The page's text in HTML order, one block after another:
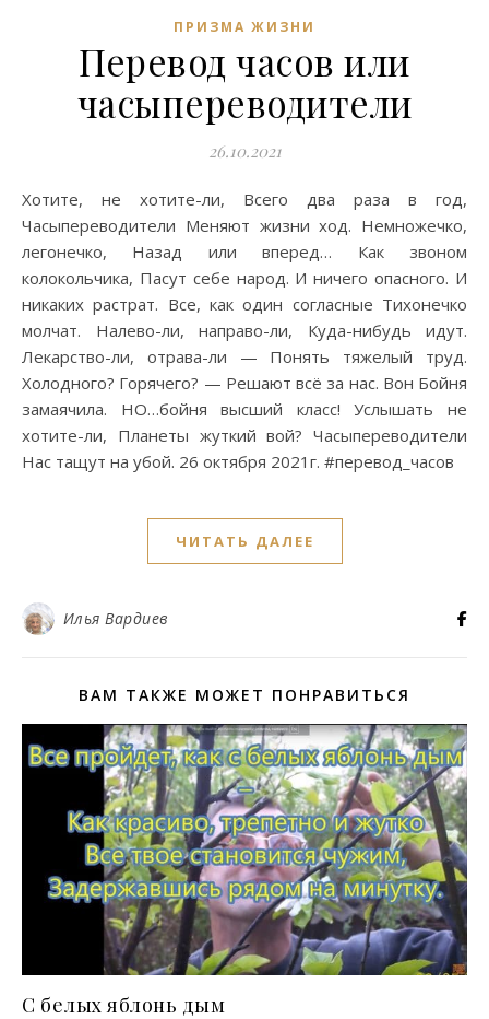
ПРИЗМА ЖИЗНИ
Перевод часов или
часыпереводители
26.10.2021
Хотите, не хотите-ли, Всего два раза в год,
Часыпереводители Меняют жизни ход. Немножечко,
легонечко, Назад или вперед… Как звоном
колокольчика, Пасут себе народ. И ничего опасного. И
никаких растрат. Все, как один согласные Тихонечко
молчат. Налево-ли, направо-ли, Куда-нибудь идут.
Лекарство-ли, отрава-ли — Понять тяжелый труд.
Холодного? Горячего? — Решают всё за нас. Вон Бойня
замаячила. НО…бойня высший класс! Услышать не
хотите-ли, Планеты жуткий вой? Часыпереводители
Нас тащут на убой. 26 октября 2021г. #перевод_часов
ЧИТАТЬ ДАЛЕЕ
Илья Вардиев
ВАМ ТАКЖЕ МОЖЕТ ПОНРАВИТЬСЯ
С белых яблонь дым